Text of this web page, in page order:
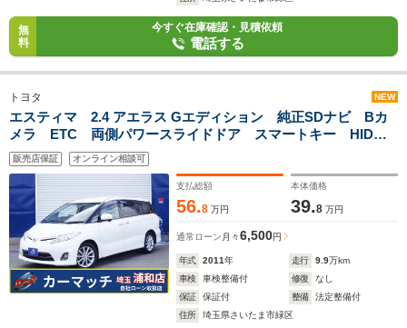
無
料
今すぐ在庫確認・見積依頼
電話する
トヨタ NEW
エスティマ 2.4 アエラス Gエディション 純正SDナビ Bカ
メラ ETC 両側パワースライドドア スマートキー HIDラ
イト ウィンカーミラー
販売店保証 オンライン相談可
支払総額
56.8 万円
本体価格
39.8 万円
通常ローン 月々6,500円
年式 2011年 走行 9.9万km
車検
車検整備付 修復
なし
保証
保証付 整備
法定整備付
住所
埼玉県さいたま市緑区